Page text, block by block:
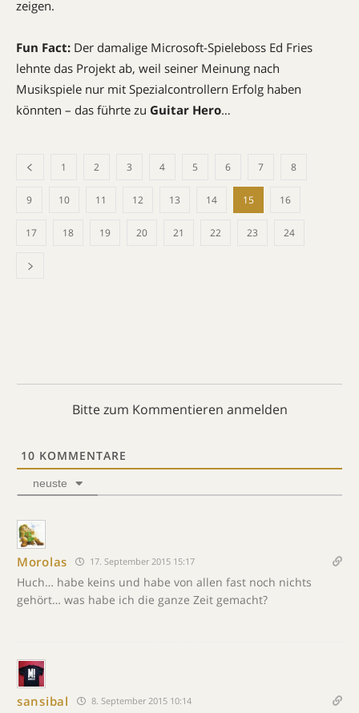
zeigen.
Fun Fact: Der damalige Microsoft-Spieleboss Ed Fries
lehnte das Projekt ab, weil seiner Meinung nach
Musikspiele nur mit Spezialcontrollern Erfolg haben
könnten – das führte zu Guitar Hero…
1 2 3 4 5 6 7 8
9 10 11 12 13 14 15 16
17 18 19 20 21 22 23 24
Bitte zum Kommentieren anmelden
10 KOMMENTARE
neuste
Morolas 17. September 2015 15:17
Huch… habe keins und habe von allen fast noch nichts
gehört… was habe ich die ganze Zeit gemacht?
sansibal 8. September 2015 10:14